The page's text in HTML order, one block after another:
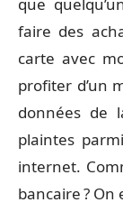
faire des
carte avec
profiter d’un
données de
plaintes
internet.
bancaire ?